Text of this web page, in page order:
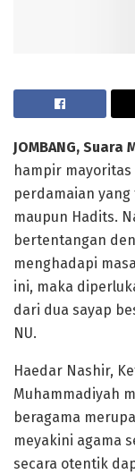
JOMBANG, Suara
hampir
perdamaian yang
maupun Hadits.
bertentangan
menghadapi
ini, maka
dari dua sayap
NU.
Haedar Nashir,
Muhammadiyah
beragama
meyakini agama
secara otentik